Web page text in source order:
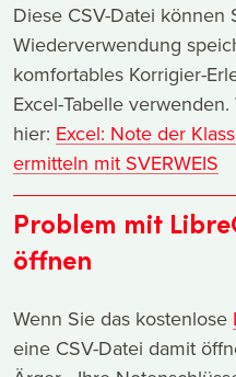
Diese CSV-Datei können
Wiederverwendung
komfortables Korrigier-
Excel-Tabelle
hier: Excel: Note der
ermitteln mit SVERWEIS
Problem mit
öffnen
Wenn Sie das kostenlose
eine CSV-Datei damit